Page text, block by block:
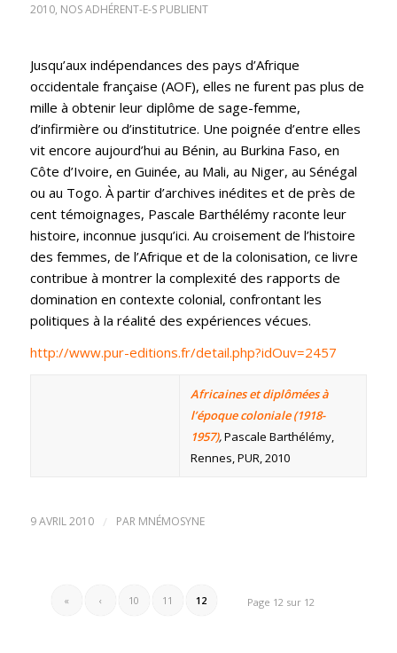
2010, NOS ADHÉRENT-E-S PUBLIENT
Jusqu’aux indépendances des pays d’Afrique
occidentale française (AOF), elles ne furent pas plus de
mille à obtenir leur diplôme de sage-femme,
d’infirmière ou d’institutrice. Une poignée d’entre elles
vit encore aujourd’hui au Bénin, au Burkina Faso, en
Côte d’Ivoire, en Guinée, au Mali, au Niger, au Sénégal
ou au Togo. À partir d’archives inédites et de près de
cent témoignages, Pascale Barthélémy raconte leur
histoire, inconnue jusqu’ici. Au croisement de l’histoire
des femmes, de l’Afrique et de la colonisation, ce livre
contribue à montrer la complexité des rapports de
domination en contexte colonial, confrontant les
politiques à la réalité des expériences vécues.
http://www.pur-editions.fr/detail.php?idOuv=2457
Africaines et diplômées à
l’époque coloniale (1918-
1957),Pascale Barthélémy,
Rennes, PUR, 2010
9 AVRIL 2010 / PAR MNÉMOSYNE
Page 12 sur 12
« ‹ 10 11 12